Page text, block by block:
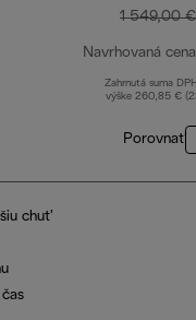
1 549,00 €
Navrhovaná cena
Zahrnutá suma
výške 260,85 €
Porovnať
chuť